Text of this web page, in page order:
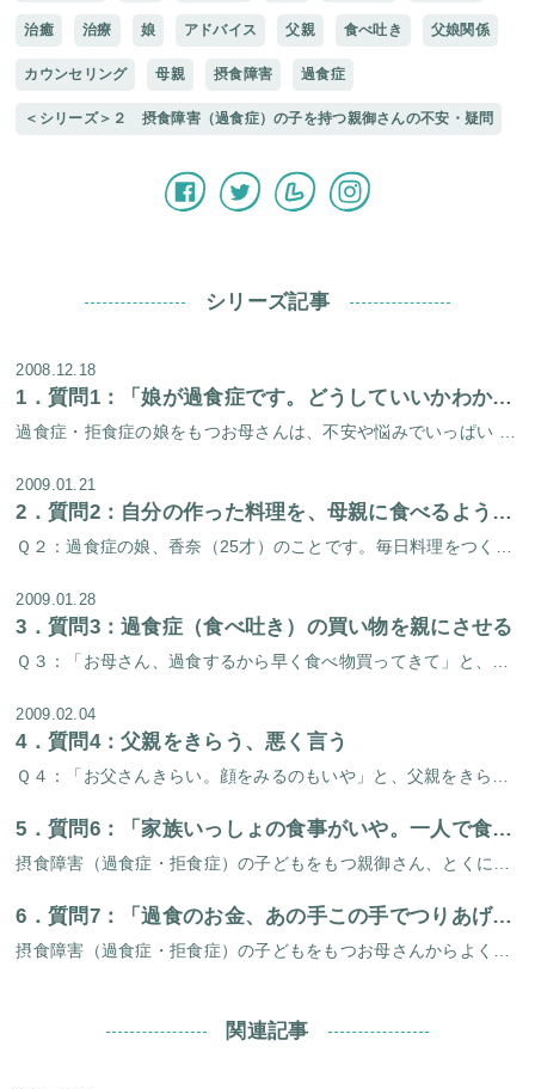
治癒 治療 娘 アドバイス 父親 食べ吐き 父娘関係
カウンセリング 母親 摂食障害 過食症
＜シリーズ＞２ 摂食障害（過食症）の子を持つ親御さんの不安・疑問
シリーズ記事
2008.12.18
1． 質問1：「娘が過食症です。どうしていいかわかりません。助けてください」
過食症・拒食症の娘をもつお母さんは、不安や悩みでいっぱい 「最近なんかようすがおかしい。食べたあとトイレで吐いてるみたい」 「大きなコンビニの袋をもって、こそこそと自分の部屋へ。あれってお菓子かパンじゃないかしら」 「チ […]
2009.01.21
2． 質問2：自分の作った料理を、母親に食べるよう強要する
Ｑ２：過食症の娘、香奈（25才）のことです。毎日料理をつくっては、私に「食べろ食べろ」と強要します。「吐き気がするから食べられない」と言うと怒りだし、食べ終わるまで私のそばから離れません。どうしたらいいでしょうか？ ケー […]
2009.01.28
3． 質問3：過食症（食べ吐き）の買い物を親にさせる
Ｑ３：「お母さん、過食するから早く食べ物買ってきて」と、当たり前のように言います。私は両手いっぱいスーパーの袋を抱えて帰ってくるのですが、こんなことしていていいのでしょうか？自分で買いにいかせたほうがいいのでは？ ケース […]
2009.02.04
4． 質問4：父親をきらう、悪く言う
Ｑ４：「お父さんきらい。顔をみるのもいや」と、父親をきらっています。仕事から帰ってきても「お帰り」も言わず、プイッと部屋に入ってしまったりします。父親は父親で「いつまで食べ吐きやっとるんや」と批判的です。あいだにたって母 […]
5． 質問6：「家族いっしょの食事がいや。一人で食べたい」と言う娘に、不安な母親（幸美15才、過食症暦1年）
摂食障害（過食症・拒食症）の子どもをもつ親御さん、とくにお母さんが多いのですが、いろんな不安や疑問をお持ちです。カウンセリング相談（セラピー）をとおしてよく聞かれる内容とアドバイスを、まとめてお話したいと思います。 母親 […]
6． 質問7：「過食のお金、あの手この手でつりあげてくるんです」と、困ったお母さん
摂食障害（過食症・拒食症）の子どもをもつお母さんからよく聞かれる悩みです。家計にも直撃する問題だけに、お母さんも真剣です。 母親の不安： 「過食症の娘が『食べ物を買うお金、これだけじゃとても足りない。なんとかして』ってし […]
関連記事